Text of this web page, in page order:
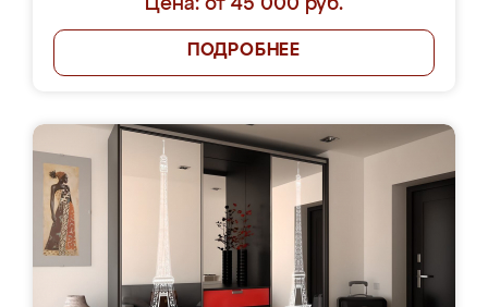
Цена: от 45 000 руб.
ПОДРОБНЕЕ